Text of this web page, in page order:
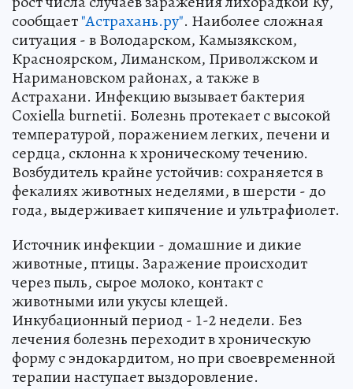
сообщает"Астрахань.ру". Наиболее сложная
ситуация - в Володарском, Камызякском,
Красноярском, Лиманском, Приволжском и
Наримановском районах, а также в
Астрахани. Инфекцию вызывает бактерия
Coxiella burnetii. Болезнь протекает с высокой
температурой, поражением легких, печени и
сердца, склонна к хроническому течению.
Возбудитель крайне устойчив: сохраняется в
фекалиях животных неделями, в шерсти - до
года, выдерживает кипячение и ультрафиолет.
Источник инфекции - домашние и дикие
животные, птицы. Заражение происходит
через пыль, сырое молоко, контакт с
животными или укусы клещей.
Инкубационный период - 1-2 недели. Без
лечения болезнь переходит в хроническую
форму с эндокардитом, но при своевременной
терапии наступает выздоровление.